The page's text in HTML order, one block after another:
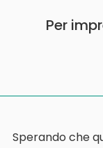
Per
Sperando che